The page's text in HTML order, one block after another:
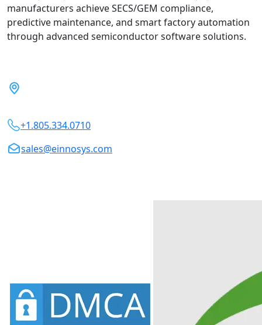
manufacturers achieve SECS/GEM compliance,
predictive maintenance, and smart factory automation
through advanced semiconductor software solutions.
+1.805.334.0710
sales@einnosys.com